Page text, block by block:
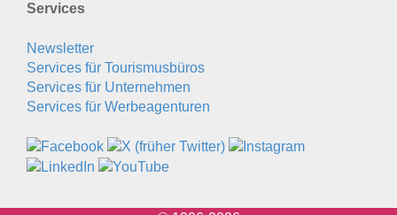
Services
Newsletter
Services für Tourismusbüros
Services für Unternehmen
Services für Werbeagenturen